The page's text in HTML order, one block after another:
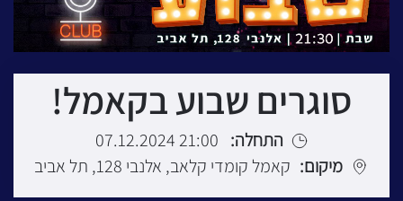
סוגרים שבוע בקאמל!
התחלה: 21:00 07.12.2024
מיקום: קאמל קומדי קלאב, אלנבי 128, תל אביב